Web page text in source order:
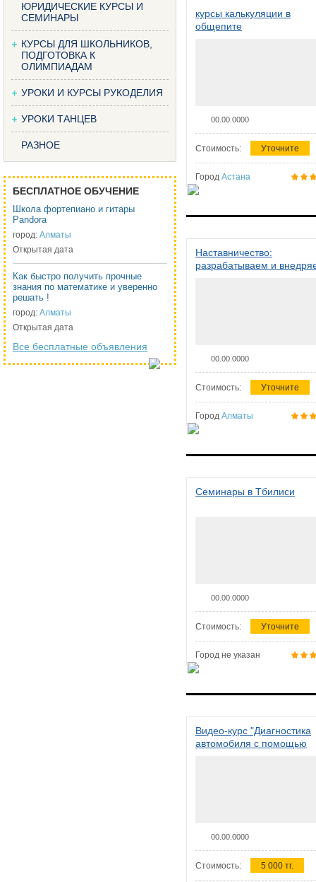
ЮРИДИЧЕСКИЕ КУРСЫ И
СЕМИНАРЫ
КУРСЫ ДЛЯ ШКОЛЬНИКОВ,
ПОДГОТОВКА К
ОЛИМПИАДАМ
УРОКИ И КУРСЫ РУКОДЕЛИЯ
УРОКИ ТАНЦЕВ
РАЗНОЕ
БЕСПЛАТНОЕ ОБУЧЕНИЕ
Школа фортепиано и гитары
Pandora
город: Алматы
Открытая дата
Как быстро получить прочные
знания по математике и уверенно
решать !
город: Алматы
Открытая дата
Все бесплатные объявления
курсы калькуляции в
общепите
00.00.0000
Стоимость: Уточните
Город Астана
Наставничество:
разрабатываем и
00.00.0000
Стоимость: Уточните
Город Алматы
Семинары в Тбилиси
00.00.0000
Стоимость: Уточните
Город не указан
Видео-курс "Диагностика
автомобиля с помощью
00.00.0000
Стоимость: 5 000 тг.